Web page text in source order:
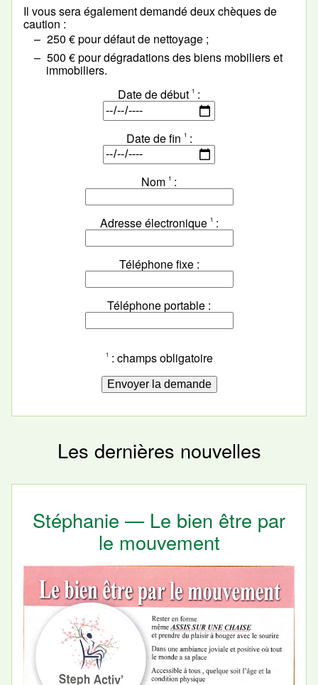
Il vous sera également demandé deux chèques de
caution :
250 € pour défaut de nettoyage ;
500 € pour dégradations des biens mobiliers et
immobiliers.
Date de début 1
Date de fin 1
Nom 1
Adresse électronique 1
Téléphone fixe
Téléphone portable
1 : champs obligatoire
Les dernières nouvelles
Stéphanie — Le bien être par
le mouvement